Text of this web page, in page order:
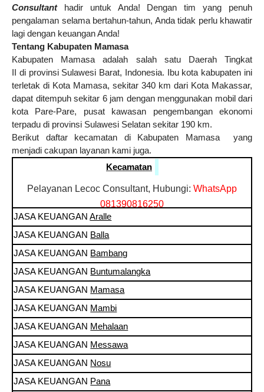
Consultant
hadir untuk Anda! Dengan tim yang penuh
pengalaman selama bertahun-tahun, Anda tidak perlu khawatir
lagi dengan keuangan Anda!
Tentang Kabupaten Mamasa
Kabupaten Mamasa adalah salah satu Daerah Tingkat
II di provinsi Sulawesi Barat, Indonesia. Ibu kota kabupaten ini
terletak di Kota Mamasa, sekitar 340 km dari Kota Makassar,
dapat ditempuh sekitar 6 jam dengan menggunakan mobil dari
kota Pare-Pare, pusat kawasan pengembangan ekonomi
terpadu di provinsi Sulawesi Selatan sekitar 190 km.
Berikut daftar kecamatan di Kabupaten Mamasa yang
menjadi cakupan layanan kami juga.
Kecamatan
Pelayanan Lecoc Consultant, Hubungi: WhatsApp
081390816250
JASA KEUANGANAralle
JASA KEUANGAN Balla
JASA KEUANGAN Bambang
JASA KEUANGAN Buntumalangka
JASA KEUANGAN Mamasa
JASA KEUANGAN Mambi
JASA KEUANGAN Mehalaan
JASA KEUANGAN Messawa
JASA KEUANGAN Nosu
JASA KEUANGAN Pana